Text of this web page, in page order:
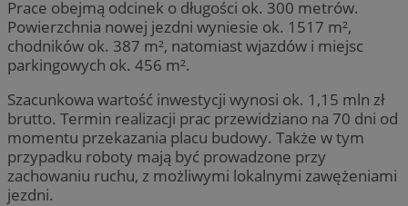
Prace obejmą odcinek o długości ok. 300 metrów.
Powierzchnia nowej jezdni wyniesie ok. 1517 m²,
chodników ok. 387 m², natomiast wjazdów i miejsc
parkingowych ok. 456 m².
Szacunkowa wartość inwestycji wynosi ok. 1,15 mln zł
brutto. Termin realizacji prac przewidziano na 70 dni od
momentu przekazania placu budowy. Także w tym
przypadku roboty mają być prowadzone przy
zachowaniu ruchu, z możliwymi lokalnymi zawężeniami
jezdni.